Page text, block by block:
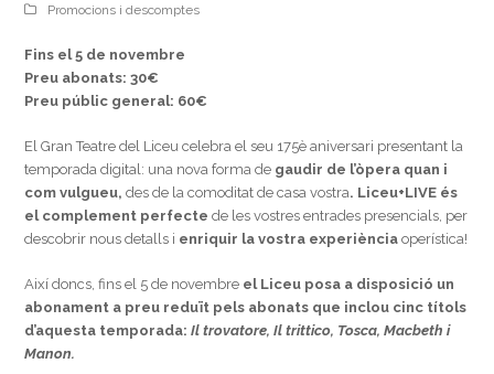
Promocions i descomptes
Fins el 5 de novembre
Preu abonats: 30€
Preu públic general: 60€
El Gran Teatre del Liceu celebra el seu 175è aniversari presentant la
temporada digital: una nova forma de gaudir de l’òpera quan i
com vulgueu,des de la comoditat de casa vostra. Liceu+LIVE és
el complement perfecte de les vostres entrades presencials, per
descobrir nous detalls i enriquir la vostra experiència operística!
Així doncs, fins el 5 de novembre el Liceu posa a disposició un
abonament a preu reduït pels abonats que inclou cinc títols
d’aquesta temporada:Il trovatore, Il trittico, Tosca, Macbeth i
Manon.